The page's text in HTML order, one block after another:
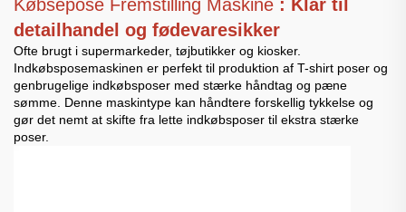
Købsepose Fremstilling Maskine : Klar til
detailhandel og fødevaresikker
Ofte brugt i supermarkeder, tøjbutikker og kiosker.
Indkøbsposemaskinen er perfekt til produktion af T-shirt poser og
genbrugelige indkøbsposer med stærke håndtag og pæne
sømme. Denne maskintype kan håndtere forskellig tykkelse og
gør det nemt at skifte fra lette indkøbsposer til ekstra stærke
poser.